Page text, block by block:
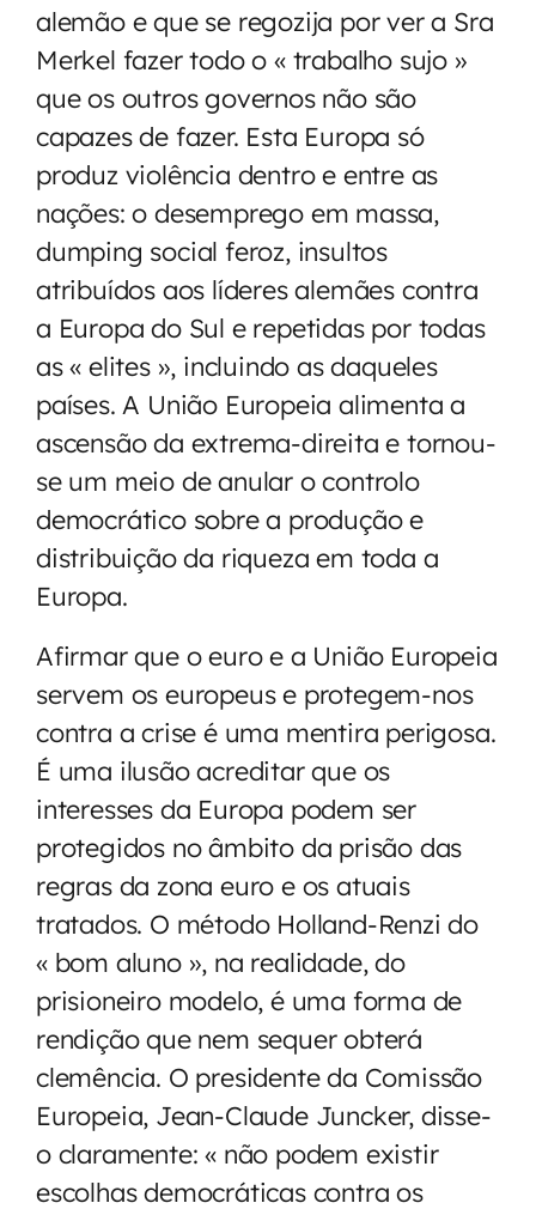
alemão e que se regozija por ver a Sra
Merkel fazer todo o « trabalho sujo »
que os outros governos não são
capazes de fazer. Esta Europa só
produz violência dentro e entre as
nações: o desemprego em massa,
dumping social feroz, insultos
atribuídos aos líderes alemães contra
a Europa do Sul e repetidas por todas
as « elites », incluindo as daqueles
países. A União Europeia alimenta a
ascensão da extrema-direita e tornou-
se um meio de anular o controlo
democrático sobre a produção e
distribuição da riqueza em toda a
Europa.
Afirmar que o euro e a União Europeia
servem os europeus e protegem-nos
contra a crise é uma mentira perigosa.
É uma ilusão acreditar que os
interesses da Europa podem ser
protegidos no âmbito da prisão das
regras da zona euro e os atuais
tratados. O método Holland-Renzi do
« bom aluno », na realidade, do
prisioneiro modelo, é uma forma de
rendição que nem sequer obterá
clemência. O presidente da Comissão
Europeia, Jean-Claude Juncker, disse-
o claramente: « não podem existir
escolhas democráticas contra os